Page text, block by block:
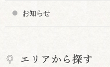
お知らせ
エリアから探す